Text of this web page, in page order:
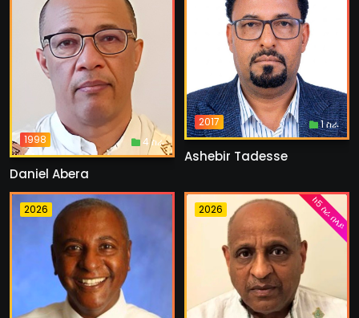
1998 4 ስራ
Daniel Abera
2017 1 ስራ
Ashebir Tadesse
2026 2026 ከ5 ስራ በላይ